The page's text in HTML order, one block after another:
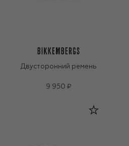
Двусторонний ремень
9 950 ₽